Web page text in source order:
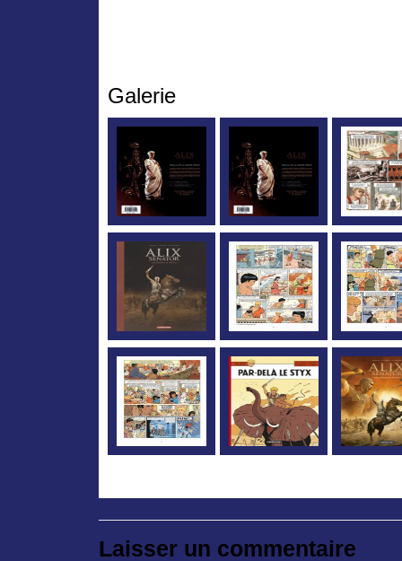
Galerie
Laisser un commentaire